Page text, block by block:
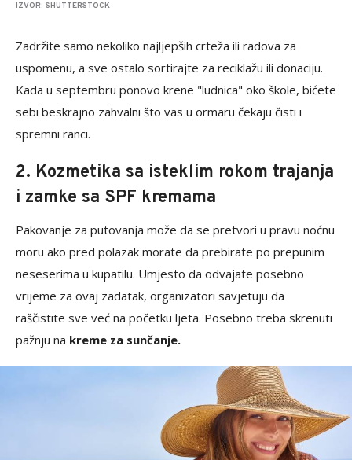
IZVOR: SHUTTERSTOCK
Zadržite samo nekoliko najljepših crteža ili radova za
uspomenu, a sve ostalo sortirajte za reciklažu ili donaciju.
Kada u septembru ponovo krene "ludnica" oko škole, bićete
sebi beskrajno zahvalni što vas u ormaru čekaju čisti i
spremni ranci.
2. Kozmetika sa isteklim rokom trajanja
i zamke sa SPF kremama
Pakovanje za putovanja može da se pretvori u pravu noćnu
moru ako pred polazak morate da prebirate po prepunim
neseserima u kupatilu. Umjesto da odvajate posebno
vrijeme za ovaj zadatak, organizatori savjetuju da
raščistite sve već na početku ljeta. Posebno treba skrenuti
pažnju na kreme za sunčanje.